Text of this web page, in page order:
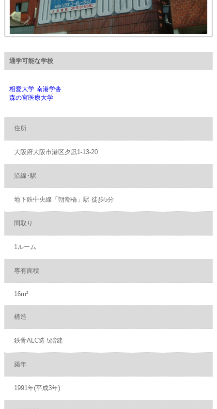
通学可能な学校
相愛大学 南港学舎
森の宮医療大学
住所
大阪府大阪市港区夕凪1-13-20
沿線･駅
地下鉄中央線「朝潮橋」駅 徒歩5分
間取り
1ルーム
専有面積
16m²
構造
鉄骨ALC造 5階建
築年
1991年(平成3年)